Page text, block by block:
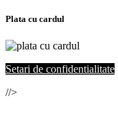
Plata cu cardul
Setari de confidentialitate
//>